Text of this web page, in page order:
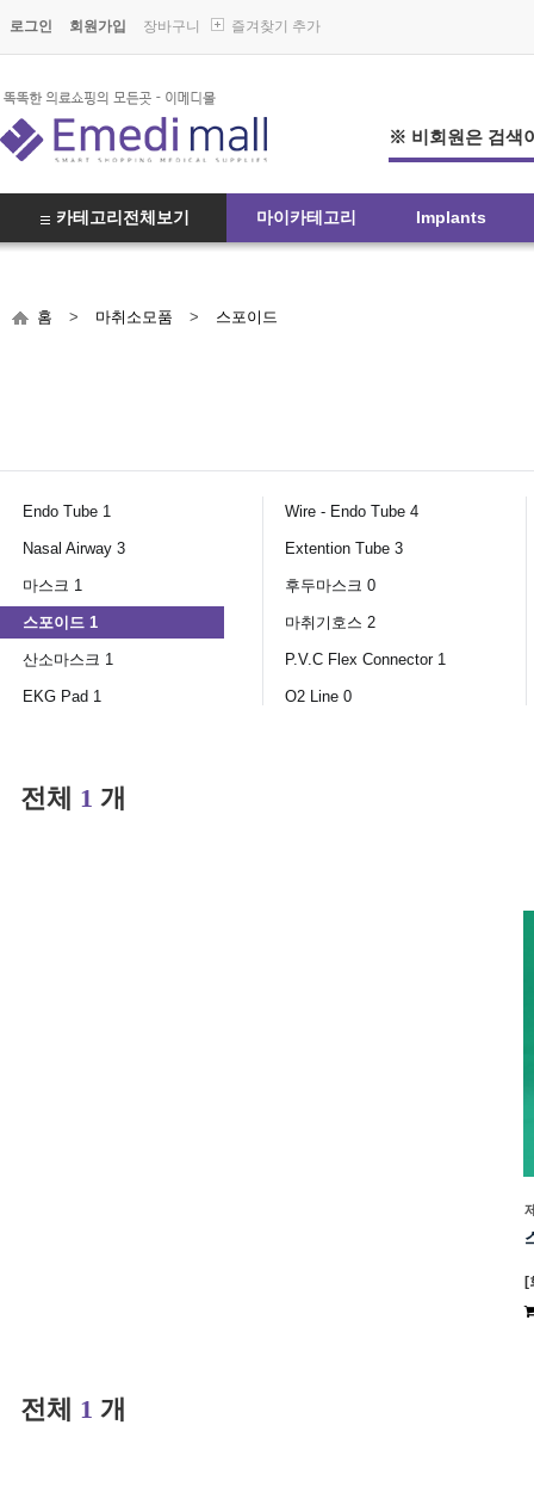
로그인 회원가입 장바구니 즐겨찾기 추가
※ 비회원은 검색
카테고리전체보기 마이카테고리 Implants
홈 > 마취소모품 > 스포이드
Endo Tube 1 Wire - Endo Tube 4
Nasal Airway 3 Extention Tube 3
마스크 1 후두마스크 0
스포이드 1 마취기호스 2
산소마스크 1 P.V.C Flex Connector 1
EKG Pad 1 O2 Line 0
전체 1 개
[
전체 1 개